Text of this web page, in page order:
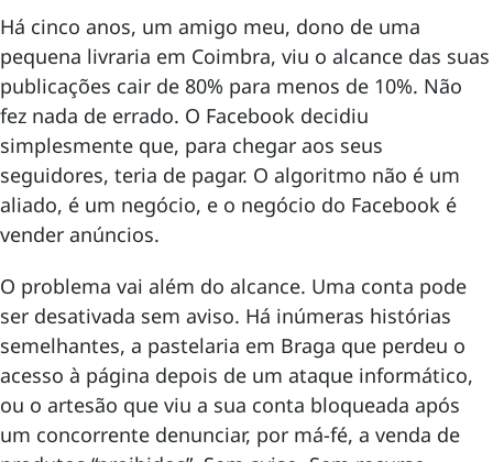
Há cinco anos, um amigo meu, dono de uma
pequena livraria em Coimbra, viu o alcance das suas
publicações cair de 80% para menos de 10%. Não
fez nada de errado. O Facebook decidiu
simplesmente que, para chegar aos seus
seguidores, teria de pagar. O algoritmo não é um
aliado, é um negócio, e o negócio do Facebook é
vender anúncios.
O problema vai além do alcance. Uma conta pode
ser desativada sem aviso. Há inúmeras histórias
semelhantes, a pastelaria em Braga que perdeu o
acesso à página depois de um ataque informático,
ou o artesão que viu a sua conta bloqueada após
um concorrente denunciar, por má-fé, a venda de